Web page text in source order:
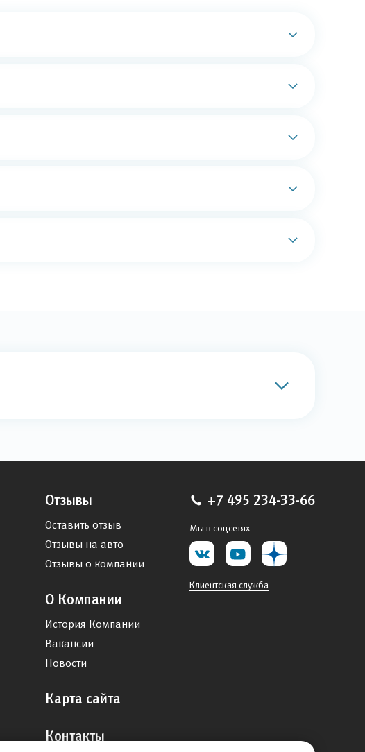
Отзывы
Оставить отзыв
Отзывы на авто
Отзывы о компании
О Компании
История Компании
Вакансии
Новости
Карта сайта
Контакты
+7 495 234-33-66
Мы в соцсетях
Клиентская служба